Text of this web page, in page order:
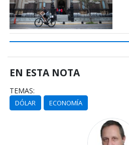
EN ESTA NOTA
TEMAS:
DÓLAR ECONOMÍA